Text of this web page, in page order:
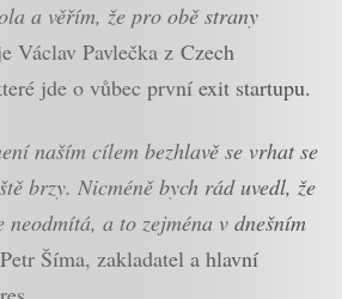
a věřím, že pro obě strany
Václav Pavlečka z Czech
jde o vůbec první exit startupu.
naším cílem bezhlavě se vrhat se
brzy. Nicméně bych rád uvedl, že
neodmítá, a to zejména v dnešním
Šíma, zakladatel a hlavní